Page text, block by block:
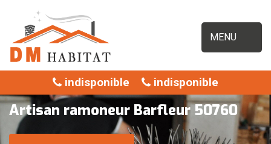
MENU
indisponible indisponible
Artisan ramoneur Barfleur 50760